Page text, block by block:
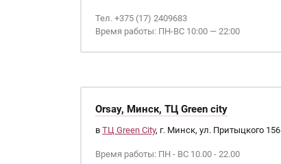
Тел. +375 (17) 2409683
Время работы: ПН-ВС 10:00 — 22:00
Orsay, Минск, ТЦ Green city
в ТЦ Green City, г. Минск, ул. Притыцкого 156
Время работы: ПН - ВС 10.00 - 22.00